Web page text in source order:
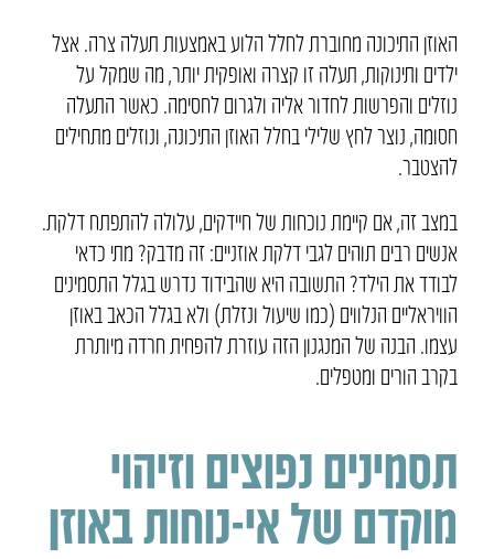
האוזן התיכונה מחוברת לחלל הלוע באמצעות תעלה צרה. אצל
ילדים ותינוקות, תעלה זו קצרה ואופקית יותר, מה שמקל על
נוזלים והפרשות לחדור אליה ולגרום לחסימה. כאשר התעלה
חסומה, נוצר לחץ שלילי בחלל האוזן התיכונה, ונוזלים מתחילים
להצטבר.
במצב זה, אם קיימת נוכחות של חיידקים, עלולה להתפתח דלקת.
אנשים רבים תוהים לגבי דלקת אוזניים: זה מדבק? מתי כדאי
לבודד את הילד? התשובה היא שהבידוד נדרש בגלל התסמינים
הוויראליים הנלווים (כמו שיעול ונזלת) ולא בגלל הכאב באוזן
עצמו. הבנה של המנגנון הזה עוזרת להפחית חרדה מיותרת
בקרב הורים ומטפלים.
תסמינים נפוצים וזיהוי
מוקדם של אי-נוחות באוזן